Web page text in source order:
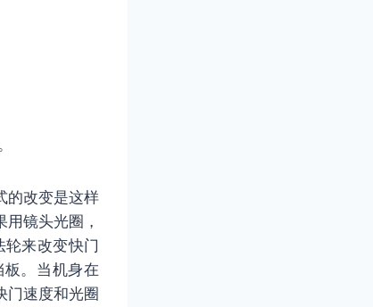
的改变是这样
镜头光圈，
来改变快门
。当机身在
门速度和光圈